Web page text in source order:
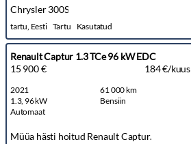
Chrysler 300S
tartu, Eesti Tartu Kasutatud
Renault Captur 1.3 TCe 96 kW EDC
15 900 €
184 €/kuus
2021
61 000 km
1.3, 96 kW
Bensiin
Automaat
Müüa hästi hoitud Renault Captur.